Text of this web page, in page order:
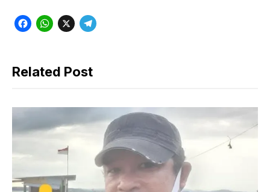
F
e
o
W
t
A
p
X
T
e
r
a
Related Post